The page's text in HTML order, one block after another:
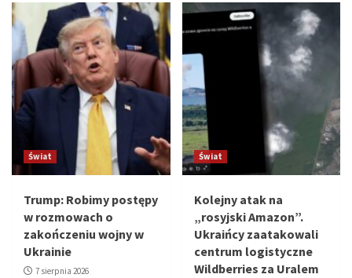
Świat
Trump: Robimy postępy
w rozmowach o
zakończeniu wojny w
Ukrainie
7 sierpnia 2026
Świat
Kolejny atak na
„rosyjski Amazon”.
Ukraińcy zaatakowali
centrum logistyczne
Wildberries za Uralem